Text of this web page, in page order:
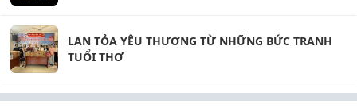
LAN TỎA YÊU THƯƠNG TỪ NHỮNG BỨC TRANH
TUỔI THƠ